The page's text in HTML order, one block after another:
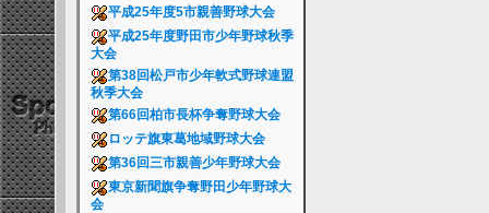
平成25年度5市親善野球大会
平成25年度野田市少年野球秋季
大会
第38回松戸市少年軟式野球連盟
秋季大会
第66回柏市長杯争奪野球大会
ロッテ旗東葛地域野球大会
第36回三市親善少年野球大会
東京新聞旗争奪野田少年野球大
会